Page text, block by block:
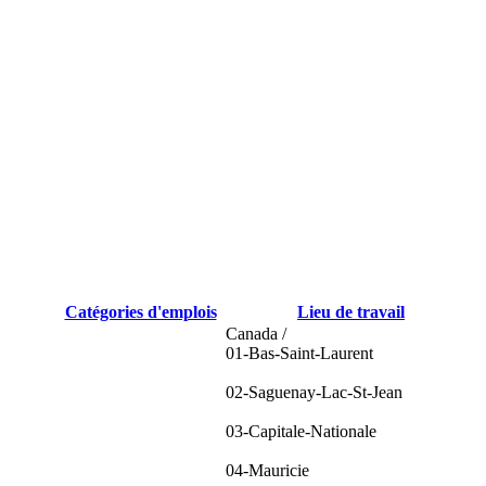
Catégories d'emplois Lieu de travail
Canada /
01-Bas-Saint-Laurent
02-Saguenay-Lac-St-Jean
03-Capitale-Nationale
04-Mauricie